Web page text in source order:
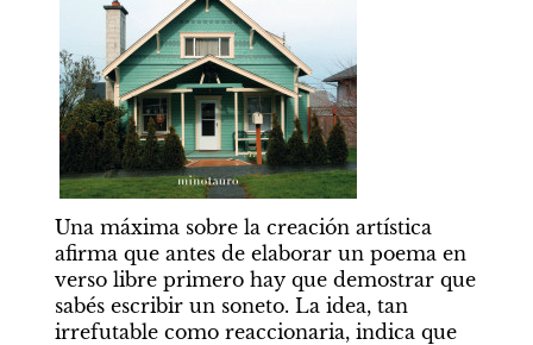
Una máxima sobre la creación artística
afirma que antes de elaborar un poema en
verso libre primero hay que demostrar que
sabés escribir un soneto. La idea, tan
irrefutable como reaccionaria, indica que